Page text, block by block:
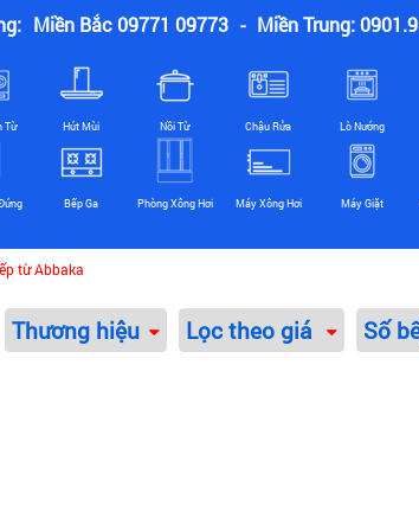
Miền Bắc 09771 09773 - Miền Trung:
Từ Hút Mùi Nồi Từ Chậu Rửa Lò Nướng
Bếp Ga Phòng Xông Hơi Máy Xông Hơi Máy Giặt
từ Abbaka
Thương hiệu Lọc theo giá Số